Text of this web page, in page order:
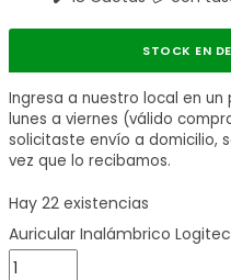
STOCK EN
Ingresa a nuestro local en un
lunes a viernes (válido
solicitaste envío a domicilio,
vez que lo recibamos.
Hay 22 existencias
Auricular Inalámbrico